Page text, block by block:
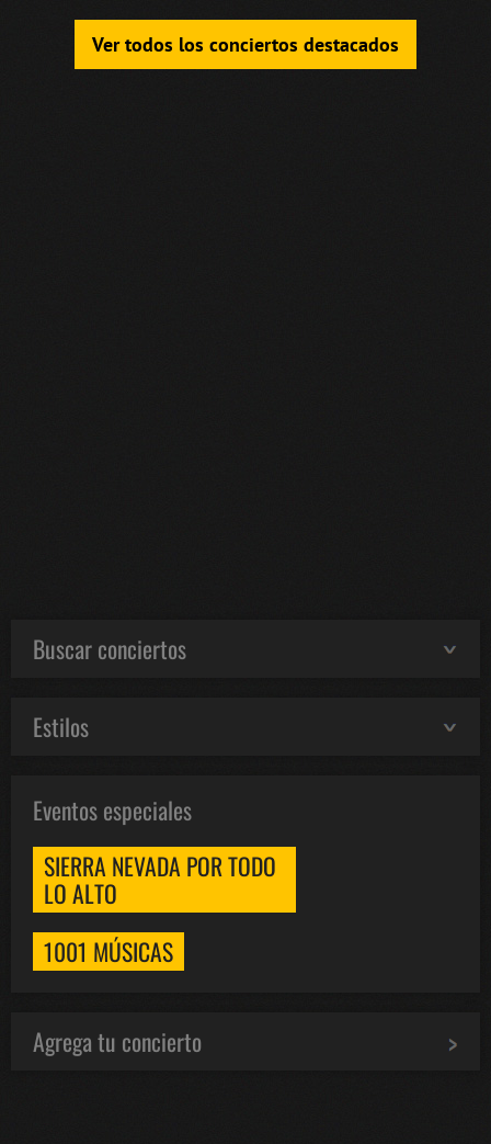
Ver todos los conciertos destacados
Buscar conciertos
Estilos
Eventos especiales
SIERRA NEVADA POR TODO
LO ALTO
1001 MÚSICAS
Agrega tu concierto